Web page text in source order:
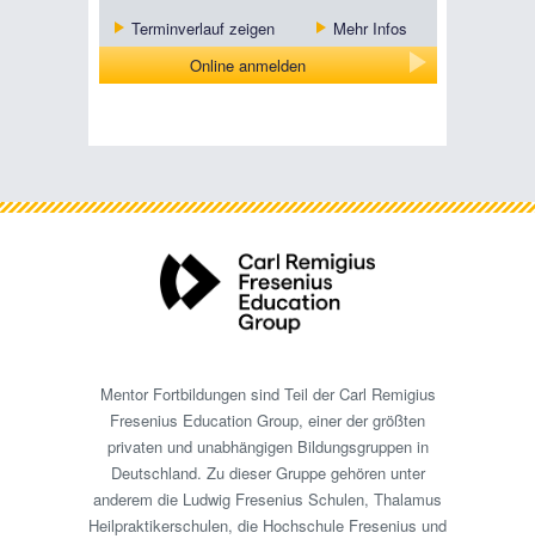
Terminverlauf zeigen
Mehr Infos
Online anmelden
Mentor Fortbildungen sind Teil der Carl Remigius
Fresenius Education Group, einer der größten
privaten und unabhängigen Bildungsgruppen in
Deutschland. Zu dieser Gruppe gehören unter
anderem die Ludwig Fresenius Schulen, Thalamus
Heilpraktikerschulen, die Hochschule Fresenius und